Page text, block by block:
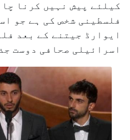
کیلئے پیش نہیں کرنا
فلسطینی شخص کی ہے جو
ایوارڈ جیتنے کے بعد
اسرائیلی صحافی دوست